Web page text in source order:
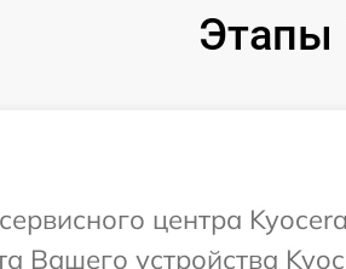
Этапы
центра
Вашего устройства